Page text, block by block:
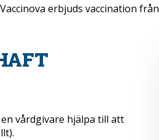
erbjuds vaccination från
vårdgivare hjälpa till att